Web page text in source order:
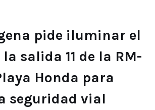
pide iluminar el
salida 11 de la RM-
Honda para
seguridad vial